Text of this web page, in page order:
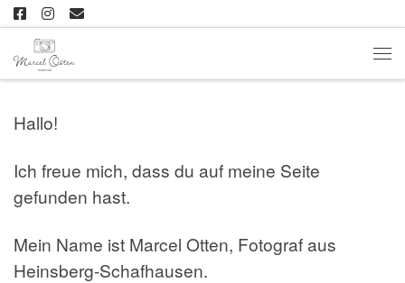
Zum Inhalt springen
Hallo!
Ich freue mich, dass du auf meine Seite
gefunden hast.
Mein Name ist Marcel Otten, Fotograf aus
Heinsberg-Schafhausen.